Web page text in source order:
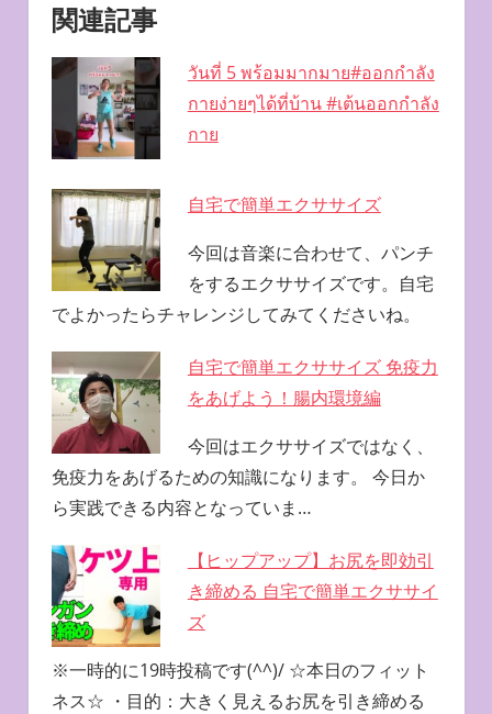
関連記事
วันที่ 5 พร้อมมากมาย#ออกกําลัง
กายง่ายๆได้ที่บ้าน #เต้นออกกําลัง
กาย
自宅で簡単エクササイズ
今回は音楽に合わせて、パンチ
をするエクササイズです。自宅
でよかったらチャレンジしてみてくださいね。
自宅で簡単エクササイズ 免疫力
をあげよう！腸内環境編
今回はエクササイズではなく、
免疫力をあげるための知識になります。 今日か
ら実践できる内容となっていま…
【ヒップアップ】お尻を即効引
き締める 自宅で簡単エクササイ
ズ
※一時的に19時投稿です(^^)/ ☆本日のフィット
ネス☆ ・目的：大きく見えるお尻を引き締める